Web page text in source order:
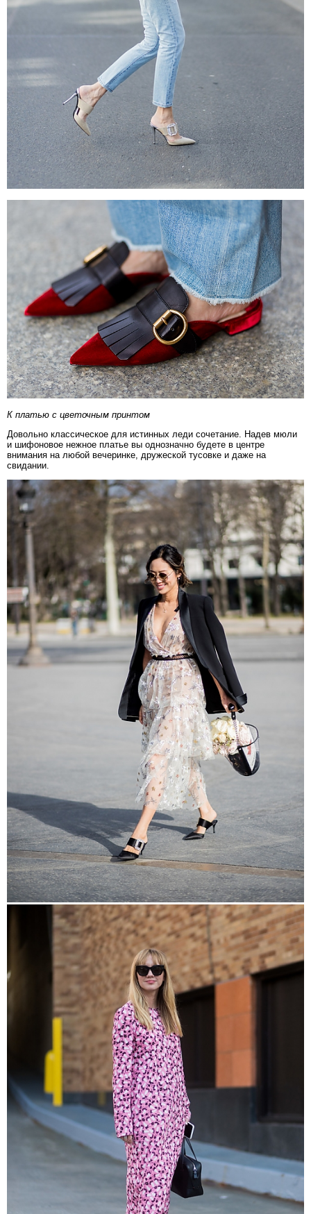
К платью с цветочным принтом
Довольно классическое для истинных леди сочетание. Надев мюли
и шифоновое нежное платье вы однозначно будете в центре
внимания на любой вечеринке, дружеской тусовке и даже на
свидании.